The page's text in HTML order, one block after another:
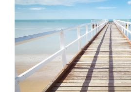
Image